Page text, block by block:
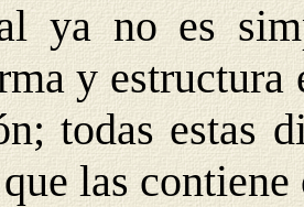
ya no es
y
todas estas
las